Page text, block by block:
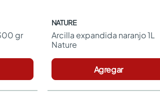
gr
NATURE
Arcilla expandida naranjo 1L
Nature
Agregar